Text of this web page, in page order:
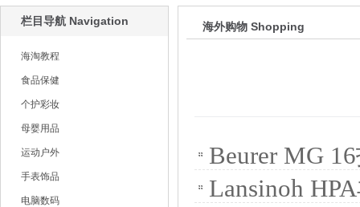
栏目导航 Navigation
海淘教程
食品保健
个护彩妆
母婴用品
运动户外
手表饰品
电脑数码
海外购物 Shopping
Beurer MG
Lansinoh